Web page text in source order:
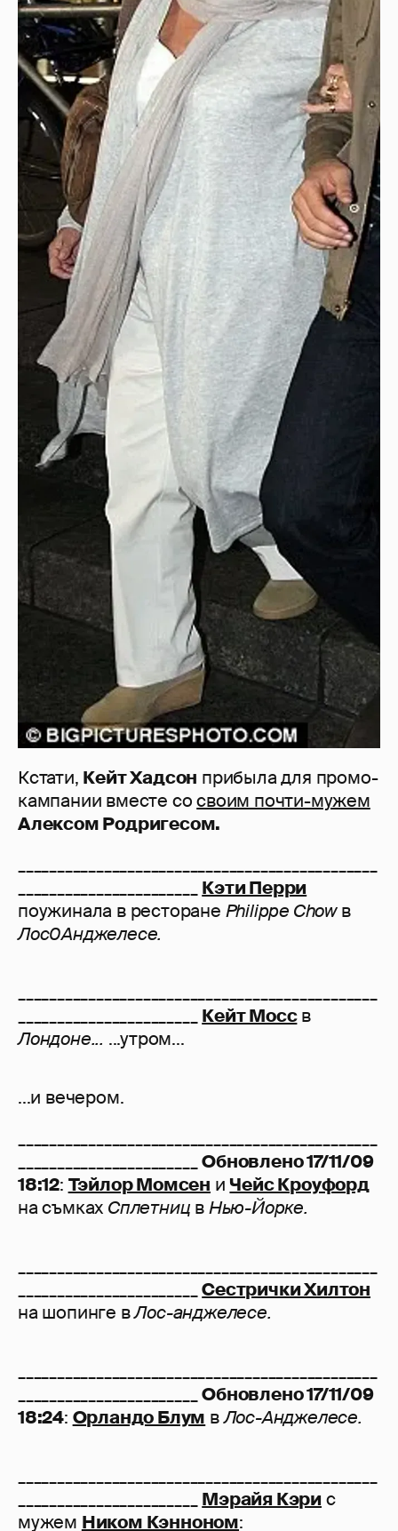
Кстати, Кейт Хадсон прибыла для промо-
кампании вместе сосвоим почти-мужем
Алексом Родригесом.
Кэти Перри
поужинала в ресторане Philippe Chowв
Лос0Анджелесе.
Кейт Моссв
Лондоне... ...утром...
...и вечером.
_______________________Обновлено 17/11/09
18:12: Тэйлор Момсен и Чейс Кроуфорд
на съмках Сплетниц вНью-Йорке.
_______________________Сестрички Хилтон
на шопинге вЛос-анджелесе.
_______________________Обновлено 17/11/09
18:24: Орландо Блум вЛос-Анджелесе.
Мэрайя Кэри с
мужем Ником Кэнноном: